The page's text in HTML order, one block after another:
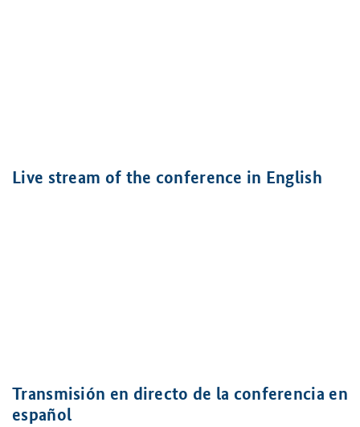
Live stream of the conference in English
Transmisión en directo de la conferencia en
español